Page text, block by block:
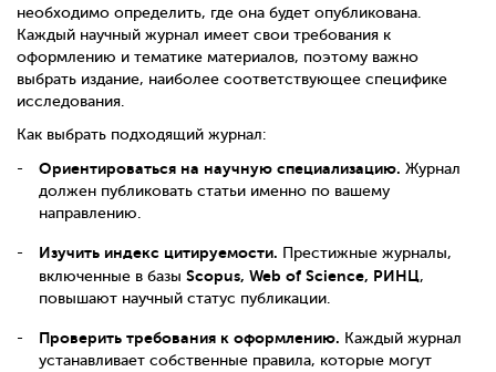
необходимо определить, где она будет опубликована.
Каждый научный журнал имеет свои требования к
оформлению и тематике материалов, поэтому важно
выбрать издание, наиболее соответствующее специфике
исследования.
Как выбрать подходящий журнал:
Ориентироваться на научную специализацию. Журнал
должен публиковать статьи именно по вашему
направлению.
Изучить индекс цитируемости. Престижные журналы,
включенные в базы Scopus, Web of Science, РИНЦ,
повышают научный статус публикации.
Проверить требования к оформлению. Каждый журнал
устанавливает собственные правила, которые могут